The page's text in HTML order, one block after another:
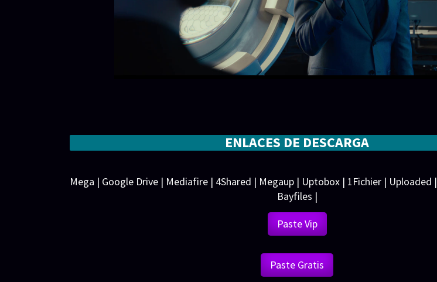
ENLACES DE DESCARGA
Mega | Google Drive | Mediafire | 4Shared | Megaup | Uptobox | 1Fichier | Uploaded |
Bayfiles |
Paste Vip
Paste Gratis